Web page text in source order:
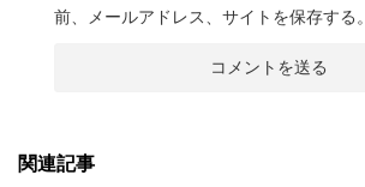
前、メールアドレス、サイトを保存する。
関連記事